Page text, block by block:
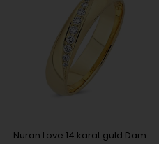
Nuran Love 14 karat guld Damering med 0,12 ct diamant Wesselton VS i flot brillant slib